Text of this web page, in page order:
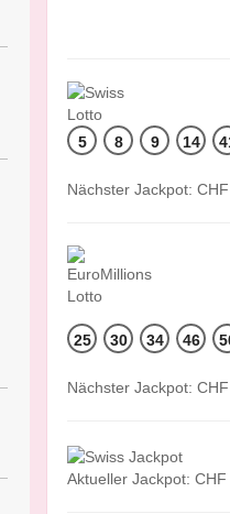
5 8 9 14
Nächster Jackpot:
25 30 34 46
Nächster Jackpot:
Aktueller Jackpot: